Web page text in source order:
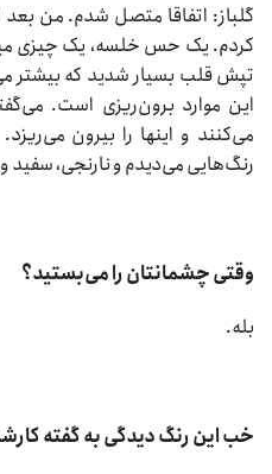
گلباز: اتفاقا متصل شدم. من بعد
کردم. یک حس خلسه، یک چیزی
تپش قلب بسیار شدید که بیشتر
این موارد برون‌ریزی است.
می‌کنند و اینها را بیرون
رنگ‌هایی می‌دیدم و نارنجی،
وقتی چشمانتان را می‌بستید؟
بله.
خب این رنگ دیدگی به گفته